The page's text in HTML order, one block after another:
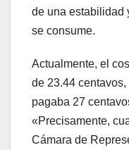
de una estabilidad
se consume.
Actualmente, el
de 23.44
pagaba 27
«Precisamente,
Cámara de